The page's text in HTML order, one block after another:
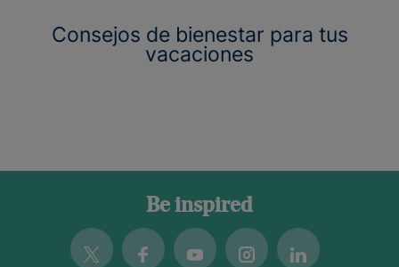
Consejos de bienestar para tus
vacaciones
Be inspired
Twitter FacebookYoutubeInstagramLinkedin